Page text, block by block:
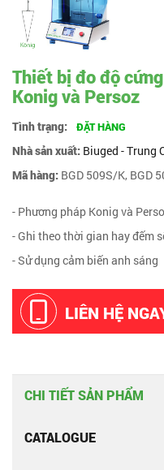
Thiết bị đo độ
Konig và Persoz
Tình trạng: ĐẶT HÀNG
Nhà sản xuất: Biuged - Trung
Mã hàng: BGD 509S/K, BGD
- Phương pháp Konig và
- Ghi theo thời gian hay đếm
- Sử dụng cảm biến anh sáng
LIÊN HỆ
CHI TIẾT SẢN PHẨM
CATALOGUE